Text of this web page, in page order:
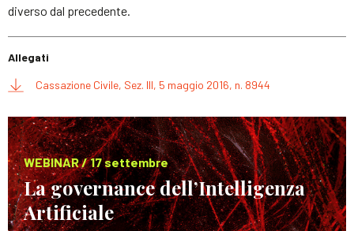
diverso dal precedente.
Allegati
Cassazione Civile, Sez. III, 5 maggio 2016, n. 8944
WEBINAR / 17 settembre
La governance dell’Intelligenza
Artificiale